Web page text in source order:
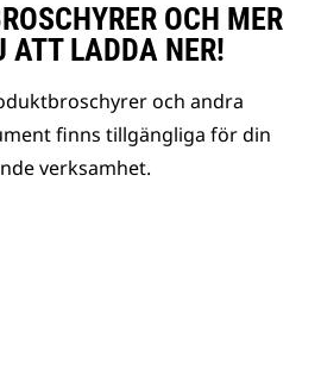
OCH MER
ATT LADDA NER!
och andra
finns tillgängliga för din
verksamhet.